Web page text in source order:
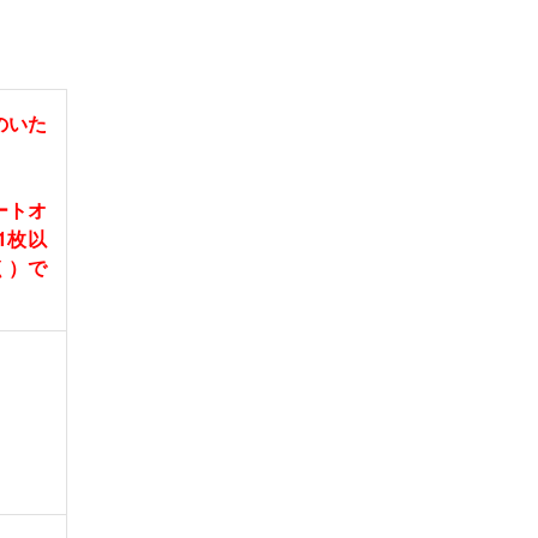
いた
トオ
枚以
）で